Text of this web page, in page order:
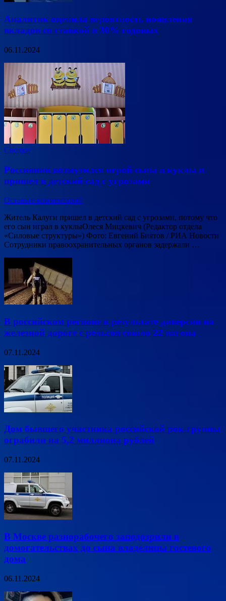
Аналитик оценила вероятность появления
вкладов со ставкой в 30% годовых
06.11.2024
Сводки
Россиянин возмутился игрой сына в куклы и
пришел в детский сад с угрозами
Оставьте комментарий
Житель Калуги пришел в детский сад с угрозами, потому что
его сын играл в куклыОлеся Мицкевич (Редактор отдела
«Силовые структуры») Фото: Евгений Биятов / РИА Новости
Сотрудники правоохранительных органов задержали …
В российском регионе в результате диверсии на
железной дороге с рельсов сошло 22 вагона
07.11.2024
Дом бывшего участника российской рок-группы
ограбили на 5,2 миллиона рублей
07.11.2024
В Москве разнорабочего заподозрили в
домогательствах до сына владелицы гостевого
дома
06.11.2024